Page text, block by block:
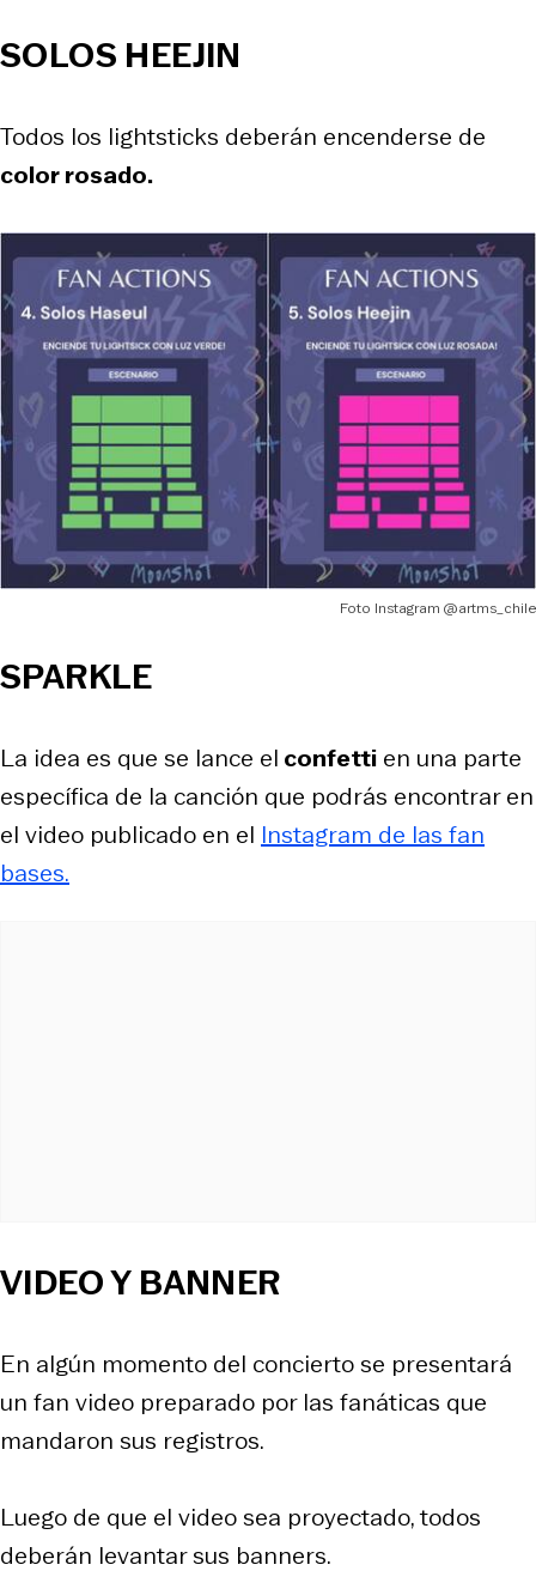
SOLOS HEEJIN
Todos los lightsticks deberán encenderse de
color rosado.
Foto Instagram @artms_chile
SPARKLE
La idea es que se lance el confetti en una parte
específica de la canción que podrás encontrar en
el video publicado en el Instagram de las fan
bases.
VIDEO Y BANNER
En algún momento del concierto se presentará
un fan video preparado por las fanáticas que
mandaron sus registros.
Luego de que el video sea proyectado, todos
deberán levantar sus banners.